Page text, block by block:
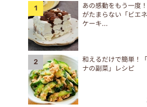
あの感動をもう一度
がたまらない「ビエ
ケーキ...
和えるだけで簡単！
ナの副菜」レシピ